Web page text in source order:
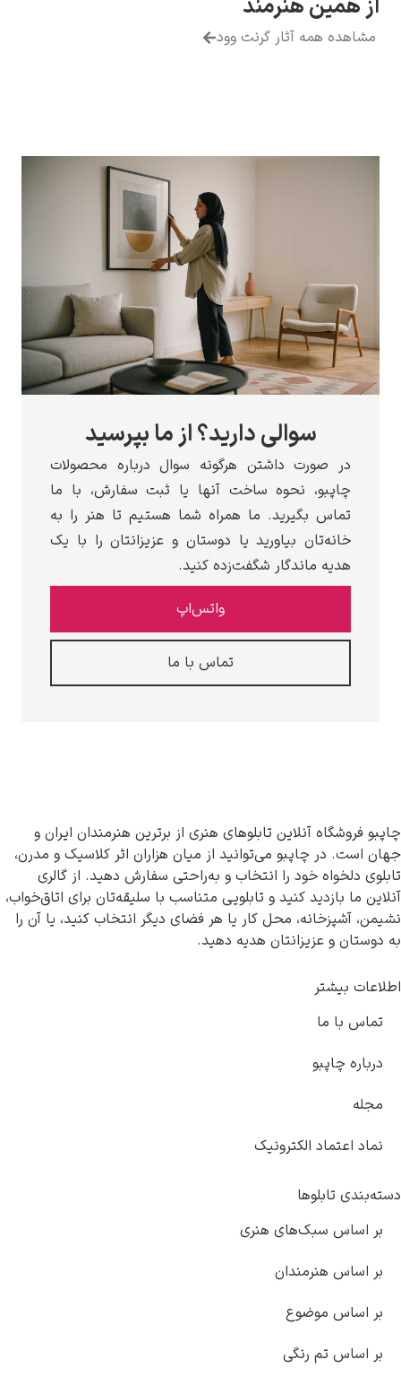
هنرمند
همه آثار گرنت وود
سوالی دارید؟ از ما بپرسید
صورت داشتن هرگونه سوال درباره محصولات
نحوه ساخت آنها یا ثبت سفارش، با ما
بگیرید. ما همراه شما هستیم تا هنر را به
بیاورید یا دوستان و عزیزانتان را با یک
ماندگار شگفت‌زده کنید.
تماس با ما
آنلاین تابلوهای هنری از برترین هنرمندان ایران و
چاپبو می‌توانید از میان هزاران اثر کلاسیک و مدرن،
خود را انتخاب و به‌راحتی سفارش دهید. از گالری
کنید و تابلویی متناسب با سلیقه‌تان برای اتاق‌خواب،
محل کار یا هر فضای دیگر انتخاب کنید، یا آن را
عزیزانتان هدیه دهید.
ما
الکترونیک
سبک‌های هنری
هنرمندان
موضوع
تم رنگی